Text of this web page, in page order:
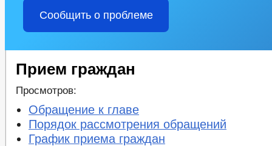
Сообщить о проблеме
Прием граждан
Просмотров:
Обращение к главе
Порядок рассмотрения обращений
График приема граждан